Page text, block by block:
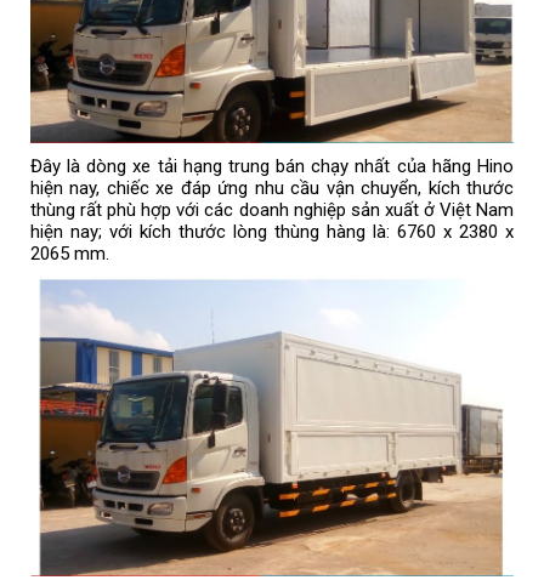
Đây là dòng xe tải hạng trung bán chạy nhất của hãng Hino
hiện nay, chiếc xe đáp ứng nhu cầu vận chuyển, kích thước
thùng rất phù hợp với các doanh nghiệp sản xuất ở Việt Nam
hiện nay; với kích thước lòng thùng hàng là: 6760 x 2380 x
2065 mm.